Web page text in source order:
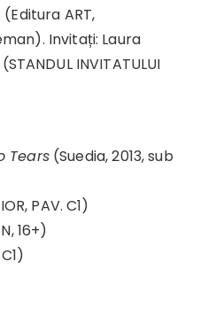
ART,
Invitați: Laura
INVITATULUI
Tears(Suedia, 2013, sub
PAV. C1)
16+)